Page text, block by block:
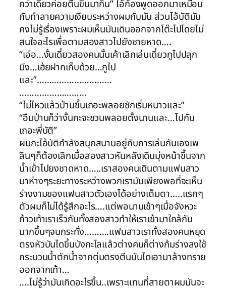
กว่าเดี๋ยวค่อยตื่นขึ้นมากิน” ไอ้ก้องพูดออกมาเหมือน
กับทำลายความเงียบระหว่างผมกับมัน ส่วนไอ้บัติมัน
คงไม่รู้เรื่องเพราะผมเห็นมันเดินออกจากโต๊ะไปโดยไม่
สนใจอะไรเพื่อตามสองสาวไปยังชายหาด….
“เอ่อ…งั้นเดี๋ยวสองคนนั้นเค้าเลิกเล่นเดี๋ยวกูไปปลุก
มึง…เฮ้ยฝากเก็บด้วย…กูไป
และ”…………………………
………………………
“ไม่ไหวแล้วป่านขึ้นเถอะพลอยชักเริ่มหนาวและ”
“อืมป่านก็ว่างั้นกะจะชวนพลอยตั้งนานและ…ไปกัน
เถอะพี่บัติ”
ผมกะไอ้บัติกำลังสนุกสนานอยู่กับการเล่นกันเองเพ
ลินๆก็ต้องเลิกเมื่อสองสาวหันหลังเดินมุ่งหน้าขึ้นจาก
น้ำเข้าไปยงชาดหาด…..เราสองคนเดินตามแฟนสาว
มาห่างๆระยะทางระหว่างพวกเรามันเพียงพอที่จะเห็น
ร่างงามของแฟนสาวตัวเองได้อย่างเต็มตา…..แรกๆ
ตัวผมก็ไม่ได้รู้สึกอะไร….แต่พอนานเข้าๆเมื่อจังหวะ
ก้าวเท้าเราเร็วกับทั้งสองสาวทำให้เราเข้ามาใกล้กัน
มากขึ้นๆจนกระทั่ง……….แฟนสาวเราทั้งสองคนหยุด
ตรงหัวบันไดขึ้นบังกะโลแล้วต่างคนก็ต่างก้มร่างลงใช้
กระบวนน้ำตักน้ำจากตุ่มตรงตีนบันไดเอามาล้างทราย
ออกจากเท้า…
….ไม่รู้ว่ามันเกิดอะไรขึ้น..เพราะแทนที่สายตาผมมันจะ